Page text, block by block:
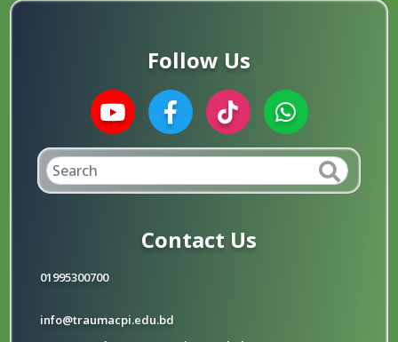
Follow Us
Contact Us
01995300700
info@traumacpi.edu.bd